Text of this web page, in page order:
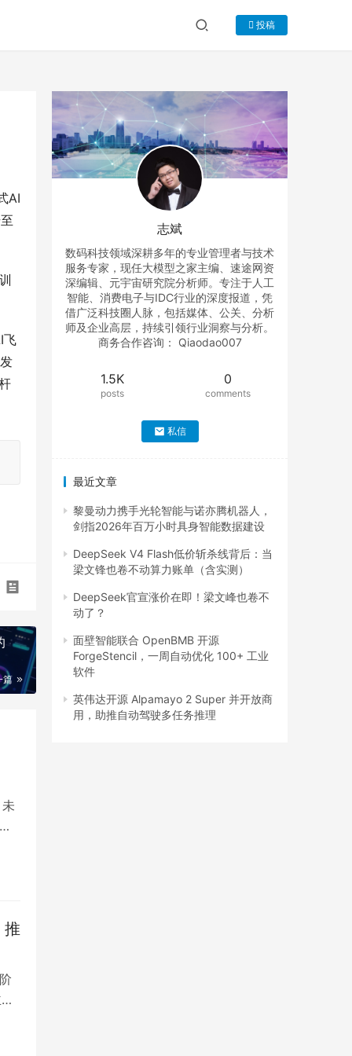
投稿
AI
飞
篇
推
志斌
数码科技领域深耕多年的专业管理者与技术
服务专家，现任大模型之家主编、速途网资
深编辑、元宇宙研究院分析师。专注于人工
智能、消费电子与IDC行业的深度报道，凭
借广泛科技圈人脉，包括媒体、公关、分析
师及企业高层，持续引领行业洞察与分析。
商务合作咨询： Qiaodao007
1.5K
posts
0
comments
私信
最近文章
黎曼动力携手光轮智能与诺亦腾机器人，
剑指2026年百万小时具身智能数据建设
DeepSeek V4 Flash低价斩杀线背后：当
梁文锋也卷不动算力账单（含实测）
DeepSeek官宣涨价在即！梁文峰也卷不
动了？
面壁智能联合 OpenBMB 开源
ForgeStencil，一周自动优化 100+ 工业
软件
英伟达开源 Alpamayo 2 Super 并开放商
用，助推自动驾驶多任务推理